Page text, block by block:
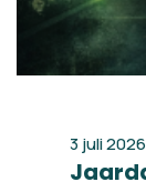
3 juli 2026